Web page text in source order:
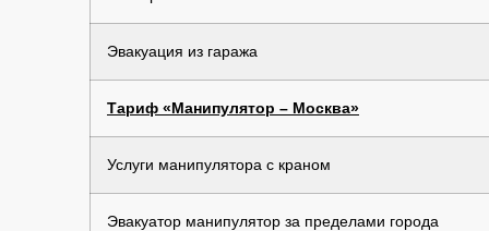
Эвакуация из гаража
Тариф «Манипулятор – Москва»
Услуги манипулятора с краном
Эвакуатор манипулятор за пределами города